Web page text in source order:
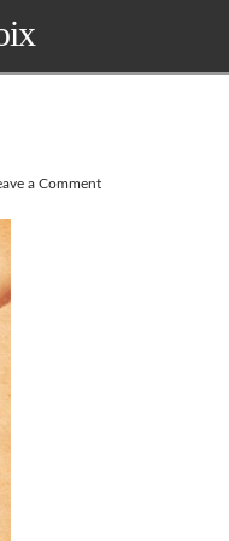
a Comment